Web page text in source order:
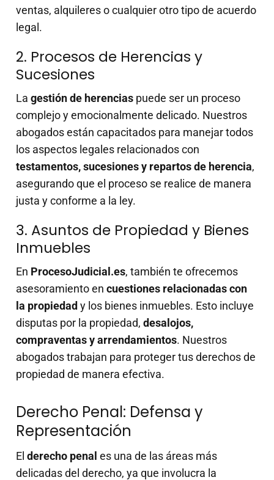
ventas, alquileres o cualquier otro tipo de acuerdo
legal.
2. Procesos de Herencias y
Sucesiones
La gestión de herencias puede ser un proceso
complejo y emocionalmente delicado. Nuestros
abogados están capacitados para manejar todos
los aspectos legales relacionados con
testamentos, sucesiones y repartos de herencia,
asegurando que el proceso se realice de manera
justa y conforme a la ley.
3. Asuntos de Propiedad y Bienes
Inmuebles
En ProcesoJudicial.es, también te ofrecemos
asesoramiento en cuestiones relacionadas con
la propiedad y los bienes inmuebles. Esto incluye
disputas por la propiedad, desalojos,
compraventas y arrendamientos. Nuestros
abogados trabajan para proteger tus derechos de
propiedad de manera efectiva.
Derecho Penal: Defensa y
Representación
El derecho penal es una de las áreas más
delicadas del derecho, ya que involucra la